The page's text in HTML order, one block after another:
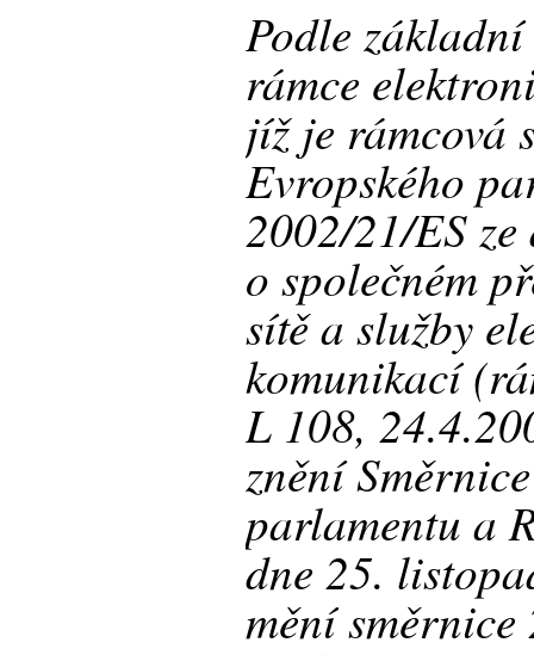
Podle
rámce
jíž je rámcová
Evropského
2002/21/ES
o společném
sítě a služby
komunikací
L 108,
znění
parlamentu a
dne 25.
mění